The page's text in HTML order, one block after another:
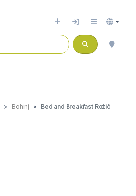
Bohinj Bed and Breakfast Rožič